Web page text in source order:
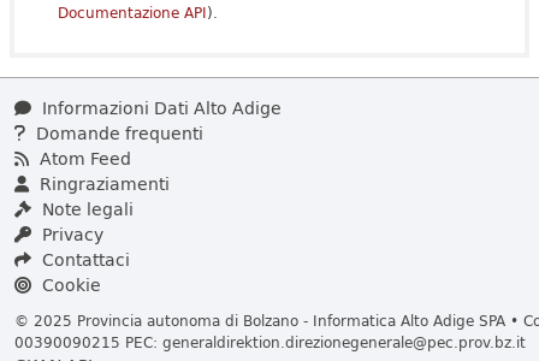
Documentazione API).
Informazioni Dati Alto Adige
Domande frequenti
Atom Feed
Ringraziamenti
Note legali
Privacy
Contattaci
Cookie
© 2025 Provincia autonoma di Bolzano - Informatica Alto Adige SPA •
00390090215 PEC: generaldirektion.direzionegenerale@pec.prov.bz.it